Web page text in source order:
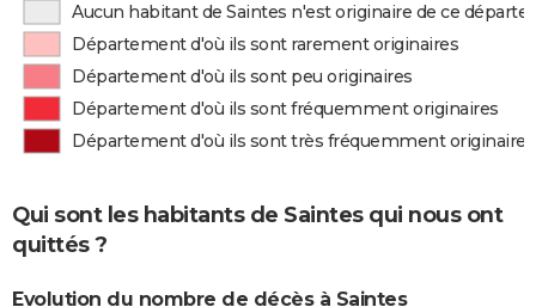
Aucun habitant de Saintes n'est originaire de ce
Département d'où ils sont rarement originaires
Département d'où ils sont peu originaires
Département d'où ils sont fréquemment originaires
Département d'où ils sont très fréquemment originaires
Qui sont les habitants de Saintes qui nous ont
quittés ?
Evolution du nombre de décès à Saintes